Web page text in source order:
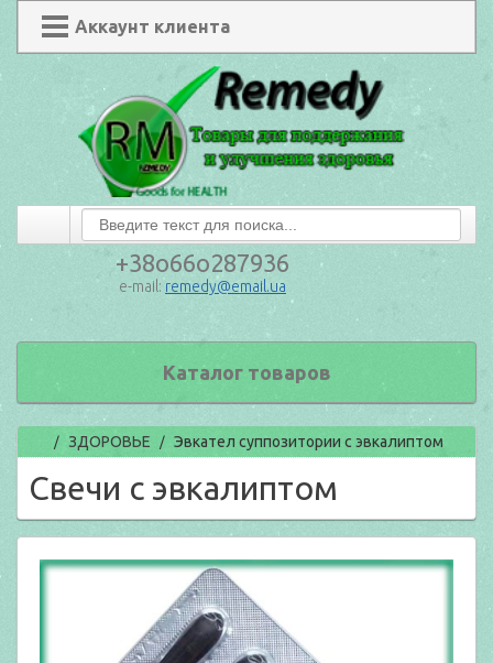
Аккаунт клиента
+38o66o287936
e-mail: remedy@email.ua
Каталог товаров
Главная
/ ЗДОРОВЬЕ / Эвкател суппозитории с эвкалиптом
Свечи с эвкалиптом